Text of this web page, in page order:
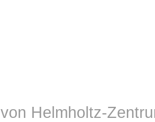
Helmholtz-